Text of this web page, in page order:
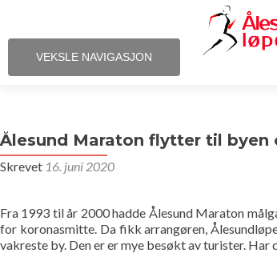
VEKSLE NAVIGASJON
Ålesund Maraton flytter til
Skrevet 16. juni 2020
Fra 1993 til år 2000 hadde Ålesund Maraton
for koronasmitte. Da fikk arrangøren,
vakreste by. Den er er mye besøkt av turister.